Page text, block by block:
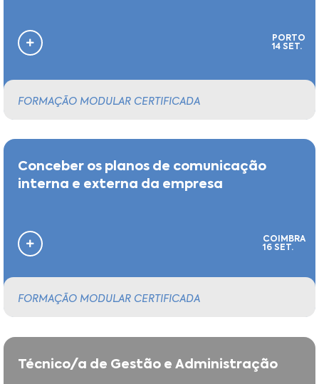
PORTO
14 SET.
FORMAÇÃO MODULAR CERTIFICADA
Conceber os planos de comunicação
interna e externa da empresa
COIMBRA
16 SET.
FORMAÇÃO MODULAR CERTIFICADA
Técnico/a de Gestão e Administração